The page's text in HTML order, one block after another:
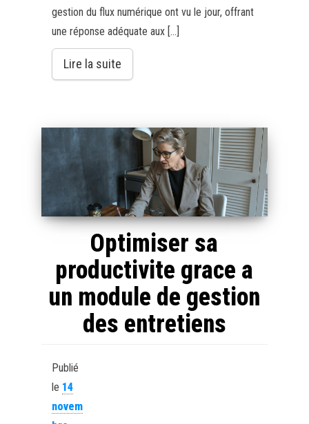
gestion du flux numérique ont vu le jour, offrant
une réponse adéquate aux […]
Lire la suite
Optimiser sa
productivite grace a
un module de gestion
des entretiens
Publié
le 14
novem